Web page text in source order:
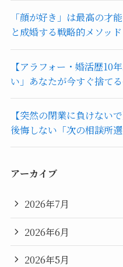
「顔が好き」は最高の才
と成婚する戦略的メソッド
【アラフォー・婚活歴10
い」あなたが今すぐ捨て
【突然の閉業に負けない
後悔しない「次の相談所
アーカイブ
2026年7月
2026年6月
2026年5月